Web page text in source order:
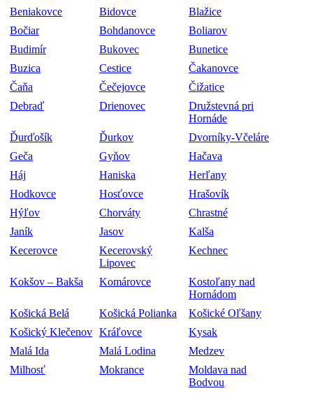
Beniakovce
Bidovce
Blažice
Bočiar
Bohdanovce
Boliarov
Budimír
Bukovec
Bunetice
Buzica
Cestice
Čakanovce
Čaňa
Čečejovce
Čižatice
Debraď
Drienovec
Družstevná pri
Hornáde
Ďurďošík
Ďurkov
Dvorníky-Včeláre
Geča
Gyňov
Hačava
Háj
Haniska
Herľany
Hodkovce
Hosťovce
Hrašovík
Hýľov
Chorváty
Chrastné
Janík
Jasov
Kalša
Kecerovce
Kecerovský
Lipovec
Kechnec
Kokšov – Bakša Komárovce
Kostoľany nad
Hornádom
Košická Belá
Košická Polianka
Košické Oľšany
Košický Klečenov Kráľovce
Kysak
Malá Ida
Malá Lodina
Medzev
Milhosť
Mokrance
Moldava nad
Bodvou